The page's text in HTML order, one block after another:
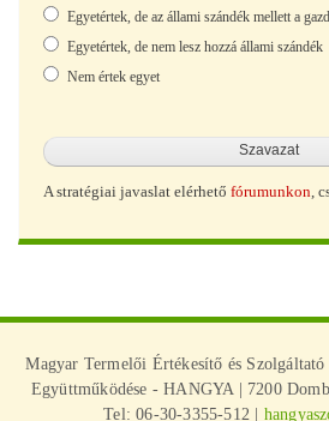
Egyetértek, de az állami szándék mellett a
Egyetértek, de nem lesz hozzá állami szándék
Nem értek egyet
A stratégiai javaslat elérhető fórumunkon ,
Magyar Termelői Értékesítő és Szolgáltató
Együttműködése - HANGYA | 7200
Tel: 06-30-3355-512 |